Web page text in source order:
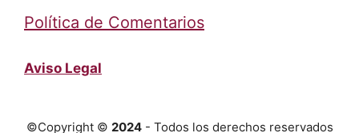
Política de Comentarios
Aviso Legal
©Copyright © 2024- Todos los derechos reservados